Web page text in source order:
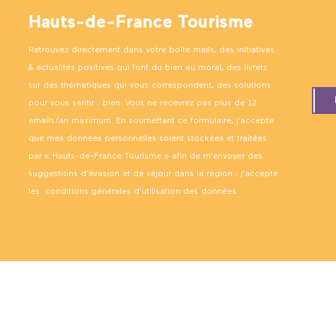
Hauts-de-France Tourisme
Retrouvez directement dans votre boîte mails, des initiatives
& actualités positives qui font du bien au moral, des livrets
sur des thématiques qui vous correspondent, des solutions
pour vous sentir… bien. Vous ne recevrez pas plus de 12
emails/an maximum. En soumettant ce formulaire, j’accepte
que mes données personnelles soient stockées et traitées
par « Hauts-de-France Tourisme » afin de m’envoyer des
suggestions d’évasion et de séjour dans la région ; j’accepte
les conditions générales d’utilisation des données.